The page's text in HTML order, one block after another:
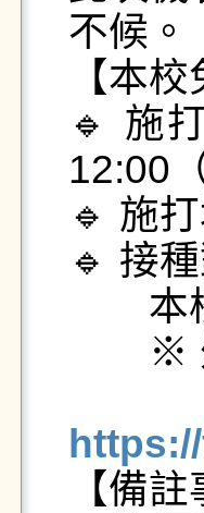
不候。
【本
🔹 施
12:00
🔹 施
🔹 接
本校
※ 外
【備註